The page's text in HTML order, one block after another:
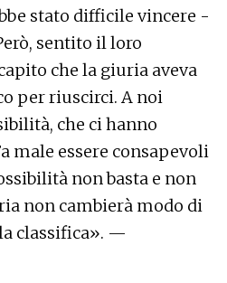
stato difficile vincere -
sentito il loro
che la giuria aveva
per riuscirci. A noi
che ci hanno
male essere consapevoli
non basta e non
non cambierà modo di
classifica». —